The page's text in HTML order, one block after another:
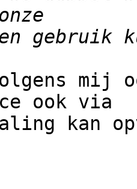
mij
ook via
kan